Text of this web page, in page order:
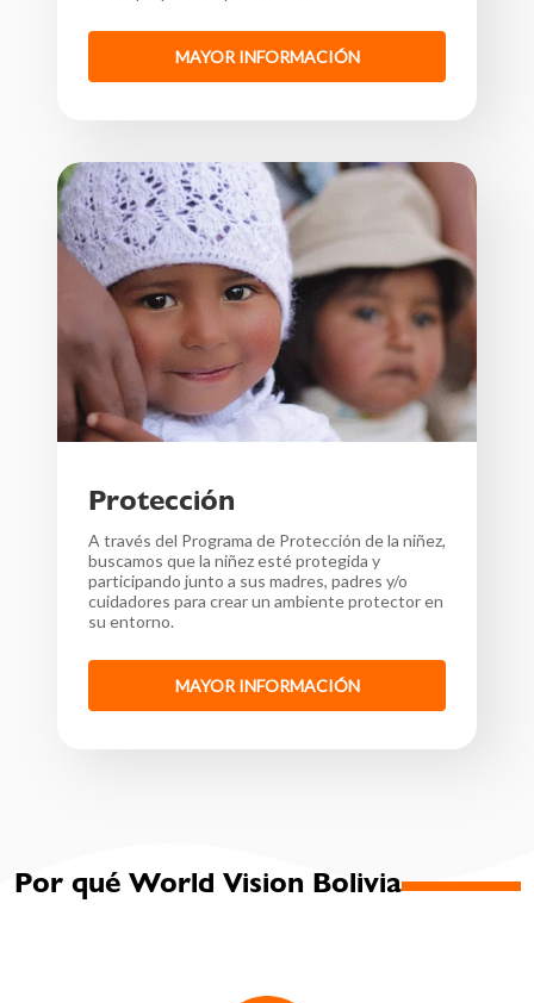
MAYOR INFORMACIÓN
Protección
A través del Programa de Protección de la niñez,
buscamos que la niñez estéprotegida y
participando junto a sus madres, padres y/o
cuidadores para crear un ambiente protector en
su entorno.
MAYOR INFORMACIÓN
Por qué World Vision Bolivia